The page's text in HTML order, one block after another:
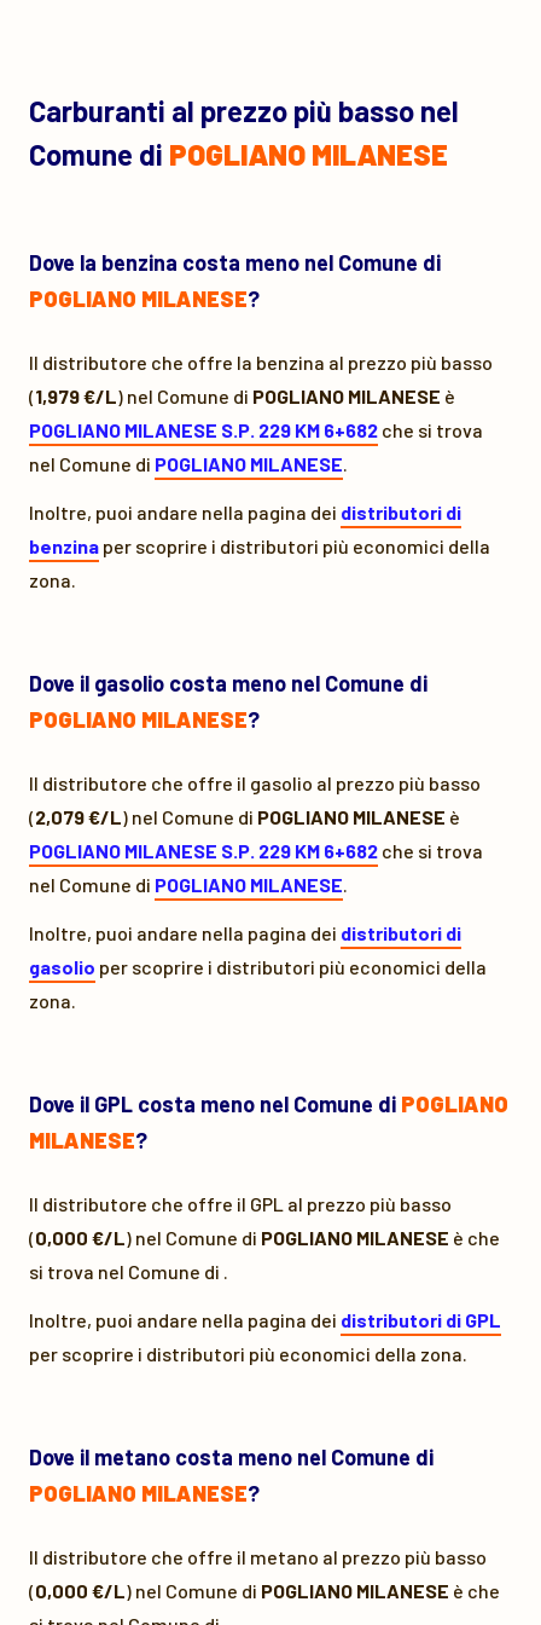
Carburanti al prezzo più basso nel
Comune di POGLIANO MILANESE
Dove la benzina costa meno nel Comune di
POGLIANO MILANESE?
Il distributore che offre la benzina al prezzo più basso
(1,979 €/L) nel Comune di POGLIANO MILANESE è
POGLIANO MILANESE S.P. 229 KM 6+682 che si trova
nel Comune di POGLIANO MILANESE.
Inoltre, puoi andare nella pagina dei distributori di
benzina per scoprire i distributori più economici della
zona.
Dove il gasolio costa meno nel Comune di
POGLIANO MILANESE?
Il distributore che offre il gasolio al prezzo più basso
(2,079 €/L) nel Comune di POGLIANO MILANESE è
POGLIANO MILANESE S.P. 229 KM 6+682 che si trova
nel Comune di POGLIANO MILANESE.
Inoltre, puoi andare nella pagina dei distributori di
gasolio per scoprire i distributori più economici della
zona.
Dove il GPL costa meno nel Comune di POGLIANO
MILANESE?
Il distributore che offre il GPL al prezzo più basso
(0,000 €/L) nel Comune di POGLIANO MILANESE è che
si trova nel Comune di .
Inoltre, puoi andare nella pagina dei distributori di GPL
per scoprire i distributori più economici della zona.
Dove il metano costa meno nel Comune di
POGLIANO MILANESE?
Il distributore che offre il metano al prezzo più basso
(0,000 €/L) nel Comune di POGLIANO MILANESE è che